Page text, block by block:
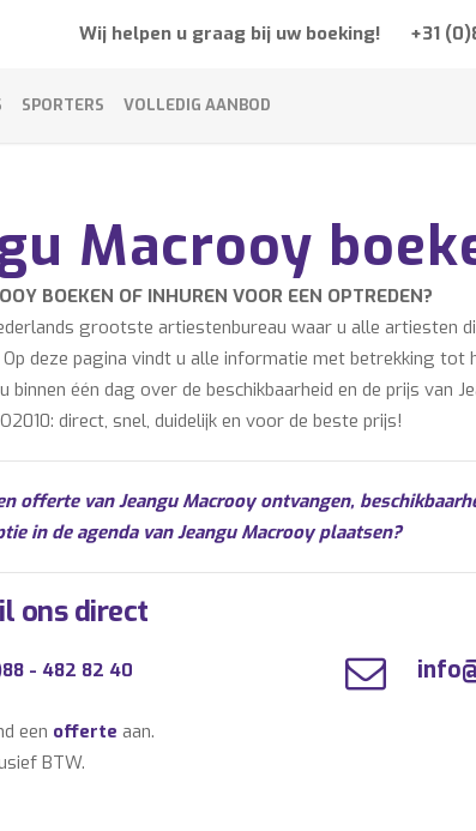
Wij helpen u graag bij uw boeking! +31
SPORTERS VOLLEDIG AANBOD
Macrooy
BOEKEN OF INHUREN VOOR EEN OPTREDEN?
grootste artiestenbureau waar u alle artiesten
deze pagina vindt u alle informatie met betrekking tot
binnen één dag over de beschikbaarheid en de prijs van
direct, snel, duidelijk en voor de beste prijs!
offerte van Jeangu Macrooy ontvangen,
in de agenda van Jeangu Macrooy plaatsen?
ons direct
- 482 82 40
een offerte aan.
BTW.